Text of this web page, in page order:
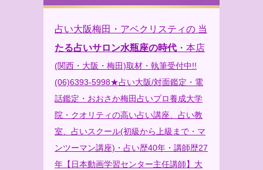
占い大阪梅田・アベクリスティの 当
たる占いサロン水瓶座の時代 ・本店
(関西・大阪・梅田)取材・執筆受付中!!
(06)6393-5998★占い大阪/対面鑑定・電
話鑑定・おおさか梅田占いプロ養成大学
院・クオリティの高い占い講座、占い教
室、占いスクール(初級から上級まで・マ
ンツーマン講座)・占い歴40年・講師歴27
年【日本動画学習センター主任講師】大